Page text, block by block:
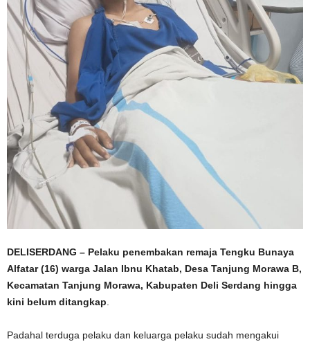
DELISERDANG – Pelaku penembakan remaja Tengku Bunaya
Alfatar (16) warga Jalan Ibnu Khatab, Desa Tanjung Morawa B,
Kecamatan Tanjung Morawa, Kabupaten Deli Serdang hingga
kini belum ditangkap
Padahal terduga pelaku dan keluarga pelaku sudah mengakui